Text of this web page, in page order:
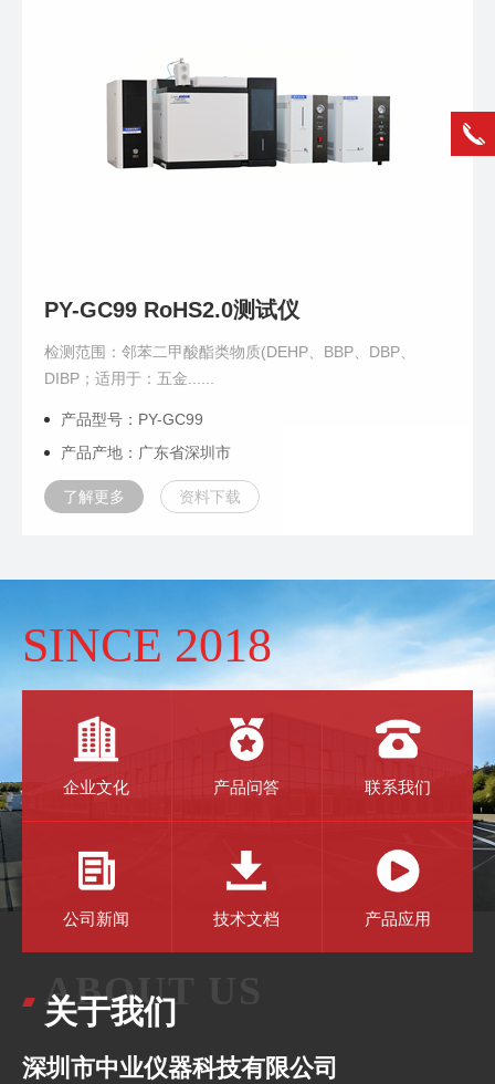
PY-GC99 RoHS2.0测试仪
检测范围：邻苯二甲酸酯类物质(DEHP、BBP、DBP、
DIBP；适用于：五金......
产品型号：PY-GC99
产品产地：广东省深圳市
了解更多 资料下载
SINCE 2018
企业文化 产品问答 联系我们
公司新闻 技术文档 产品应用
ABOUT US
关于我们
深圳市中业仪器科技有限公司